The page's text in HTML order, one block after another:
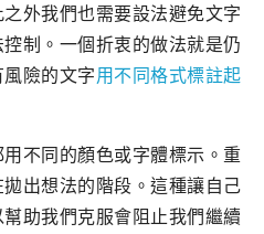
外我們也需要設法避免文字
制。一個折衷的做法就是仍
險的文字用不同格式標註起
不同的顏色或字體標示。重
出想法的階段。這種讓自己
助我們克服會阻止我們繼續